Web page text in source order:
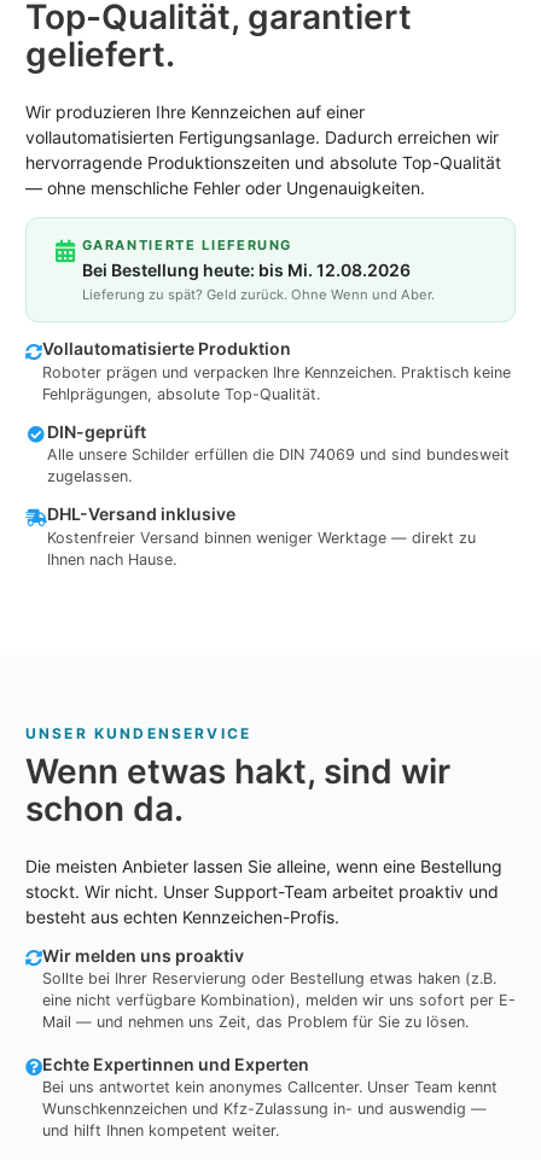
Top-Qualität, garantiert
geliefert.
Wir produzieren Ihre Kennzeichen auf einer
vollautomatisierten Fertigungsanlage. Dadurch erreichen wir
hervorragende Produktionszeiten und absolute Top-Qualität
— ohne menschliche Fehler oder Ungenauigkeiten.
GARANTIERTE LIEFERUNG
Bei Bestellung heute: bis Mi. 12.08.2026
Lieferung zu spät? Geld zurück. Ohne Wenn und Aber.
Vollautomatisierte Produktion
Roboter prägen und verpacken Ihre Kennzeichen. Praktisch keine
Fehlprägungen, absolute Top-Qualität.
DIN-geprüft
Alle unsere Schilder erfüllen die DIN 74069 und sind bundesweit
zugelassen.
DHL-Versand inklusive
Kostenfreier Versand binnen weniger Werktage — direkt zu
Ihnen nach Hause.
UNSER KUNDENSERVICE
Wenn etwas hakt, sind wir
schon da.
Die meisten Anbieter lassen Sie alleine, wenn eine Bestellung
stockt. Wir nicht. Unser Support-Team arbeitet proaktiv und
besteht aus echten Kennzeichen-Profis.
Wir melden uns proaktiv
Sollte bei Ihrer Reservierung oder Bestellung etwas haken (z.B.
eine nicht verfügbare Kombination), melden wir uns sofort per E-
Mail — und nehmen uns Zeit, das Problem für Sie zu lösen.
Echte Expertinnen und Experten
Bei uns antwortet kein anonymes Callcenter. Unser Team kennt
Wunschkennzeichen und Kfz-Zulassung in- und auswendig —
und hilft Ihnen kompetent weiter.